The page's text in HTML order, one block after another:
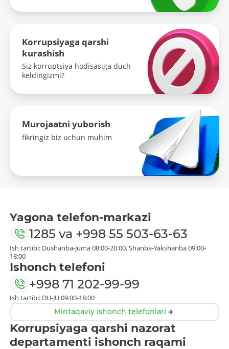
Korrupsiyaga qarshi
kurashish
Siz korruptsiya hodisasiga duch
keldingizmi?
Murojaatni yuborish
fikringiz biz uchun muhim
Yagona telefon-markazi
1285 va +998 55 503-63-63
Ish tartibi: Dushanba-Juma 08:00-20:00, Shanba-Yakshanba 09:00-
18:00
Ishonch telefoni
+998 71 202-99-99
Ish tartibi: DU-JU 09:00-18:00
Mintaqaviy ishonch telefonlari
Korrupsiyaga qarshi nazorat
departamenti ishonch raqami